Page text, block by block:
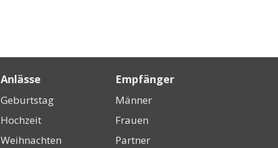
Anlässe
Geburtstag
Hochzeit
Weihnachten
Empfänger
Männer
Frauen
Partner